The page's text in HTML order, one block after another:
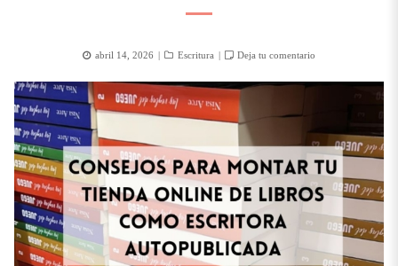
Posted
abril 14, 2026 Categorías
Escritura Deja tu comentario